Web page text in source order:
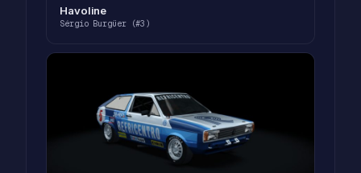
Havoline
Sérgio Burgüer (#3)